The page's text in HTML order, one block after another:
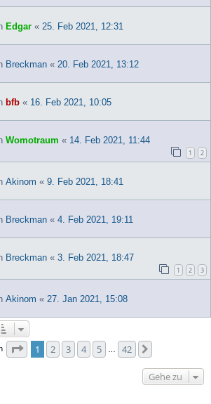
Edgar « 25. Feb 2021, 12:31
Breckman « 20. Feb 2021, 13:12
bfb « 16. Feb 2021, 10:05
Womotraum « 14. Feb 2021, 11:44
1 2
Akinom « 9. Feb 2021, 18:41
Breckman « 4. Feb 2021, 19:11
Breckman « 3. Feb 2021, 18:47
1 2 3
Akinom « 27. Jan 2021, 15:08
Seite von
1 2 3 4 5 42
Gehe zu